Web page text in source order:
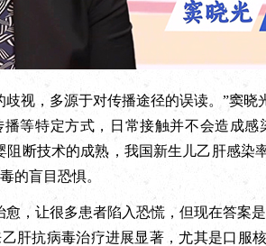
，多源于对传播途径的误读。”窦晓
等特定方式，日常接触并不会造成感
阻断技术的成熟，我国新生儿乙肝感
的盲目恐惧。
，让很多患者陷入恐慌，但现在答案
肝抗病毒治疗进展显著，尤其是口服